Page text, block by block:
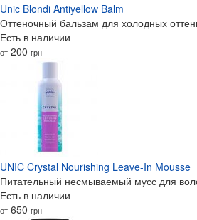
Unic Blondi Antiyellow Balm
Оттеночный бальзам для холодных
Есть в наличии
от 200 грн
UNIC Crystal Nourishing Leave-In Mousse
Питательный несмываемый мусс для
Есть в наличии
от 650 грн